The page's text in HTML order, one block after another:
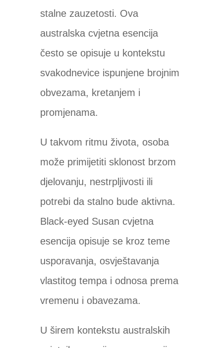
stalne zauzetosti. Ova
australska cvjetna esencija
često se opisuje u kontekstu
svakodnevice ispunjene brojnim
obvezama, kretanjem i
promjenama.
U takvom ritmu života, osoba
može primijetiti sklonost brzom
djelovanju, nestrpljivosti ili
potrebi da stalno bude aktivna.
Black-eyed Susan cvjetna
esencija opisuje se kroz teme
usporavanja, osvještavanja
vlastitog tempa i odnosa prema
vremenu i obavezama.
U širem kontekstu australskih